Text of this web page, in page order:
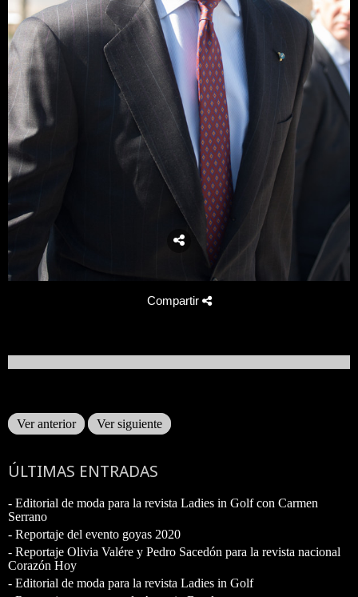
Compartir
Ver anterior Ver siguiente
ÚLTIMAS ENTRADAS
- Editorial de moda para la revista Ladies in Golf con Carmen
Serrano
- Reportaje del evento goyas 2020
- Reportaje Olivia Valére y Pedro Sacedón para la revista nacional
Corazón Hoy
- Editorial de moda para la revista Ladies in Golf